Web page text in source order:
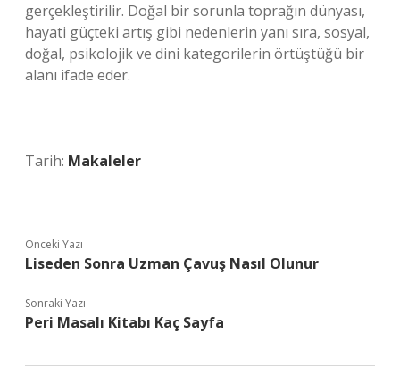
gerçekleştirilir. Doğal bir sorunla toprağın dünyası,
hayati güçteki artış gibi nedenlerin yanı sıra, sosyal,
doğal, psikolojik ve dini kategorilerin örtüştüğü bir
alanı ifade eder.
Tarih: Makaleler
Önceki Yazı
Liseden Sonra Uzman Çavuş Nasıl Olunur
Sonraki Yazı
Peri Masalı Kitabı Kaç Sayfa